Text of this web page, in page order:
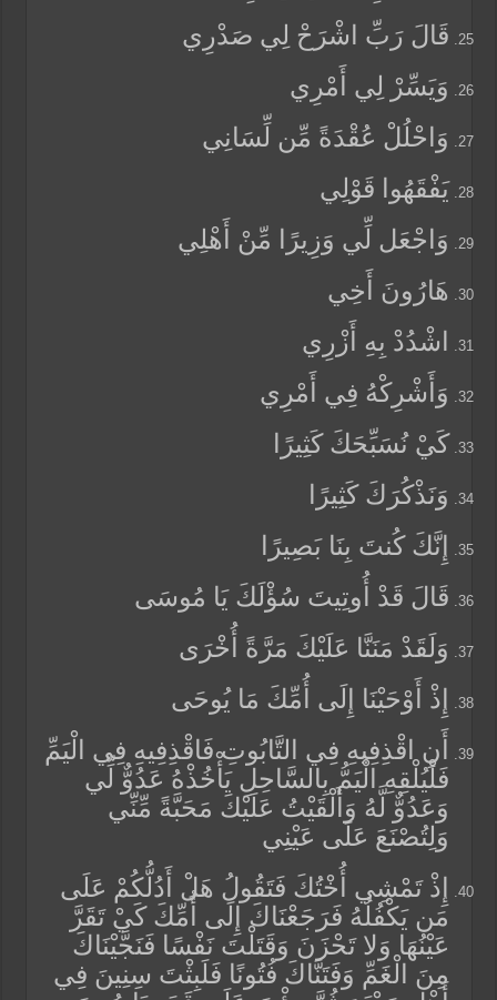
قَالَ رَبِّ اشْرَحْ لِي صَدْرِي
وَيَسِّرْ لِي أَمْرِي
وَاحْلُلْ عُقْدَةً مِّن لِّسَانِي
يَفْقَهُوا قَوْلِي
وَاجْعَل لِّي وَزِيرًا مِّنْ أَهْلِي
هَارُونَ أَخِي
اشْدُدْ بِهِ أَزْرِي
وَأَشْرِكْهُ فِي أَمْرِي
كَيْ نُسَبِّحَكَ كَثِيرًا
وَنَذْكُرَكَ كَثِيرًا
إِنَّكَ كُنتَ بِنَا بَصِيرًا
قَالَ قَدْ أُوتِيتَ سُؤْلَكَ يَا مُوسَى
وَلَقَدْ مَنَنَّا عَلَيْكَ مَرَّةً أُخْرَى
إِذْ أَوْحَيْنَا إِلَى أُمِّكَ مَا يُوحَى
أَنِ اقْذِفِيهِ فِي التَّابُوتِ فَاقْذِفِيهِ فِي الْيَمِّ
فَلْيُلْقِهِ الْيَمُّ بِالسَّاحِلِ يَأْخُذْهُ عَدُوٌّ لِّي
وَعَدُوٌّ لَّهُ وَأَلْقَيْتُ عَلَيْكَ مَحَبَّةً مِّنِّي
وَلِتُصْنَعَ عَلَى عَيْنِي
إِذْ تَمْشِي أُخْتُكَ فَتَقُولُ هَلْ أَدُلُّكُمْ عَلَى
مَن يَكْفُلُهُ فَرَجَعْنَاكَ إِلَى أُمِّكَ كَيْ تَقَرَّ
عَيْنُهَا وَلا تَحْزَنَ وَقَتَلْتَ نَفْسًا فَنَجَّيْنَاكَ
مِنَ الْغَمِّ وَفَتَنَّاكَ فُتُونًا فَلَبِثْتَ سِنِينَ فِي